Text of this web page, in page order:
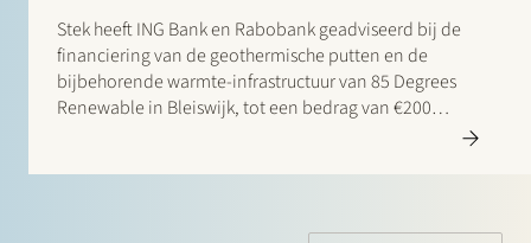
Stek heeft ING Bank en Rabobank geadviseerd bij de
financiering van de geothermische putten en de
bijbehorende warmte-infrastructuur van 85 Degrees
Renewable in Bleiswijk, tot een bedrag van €200